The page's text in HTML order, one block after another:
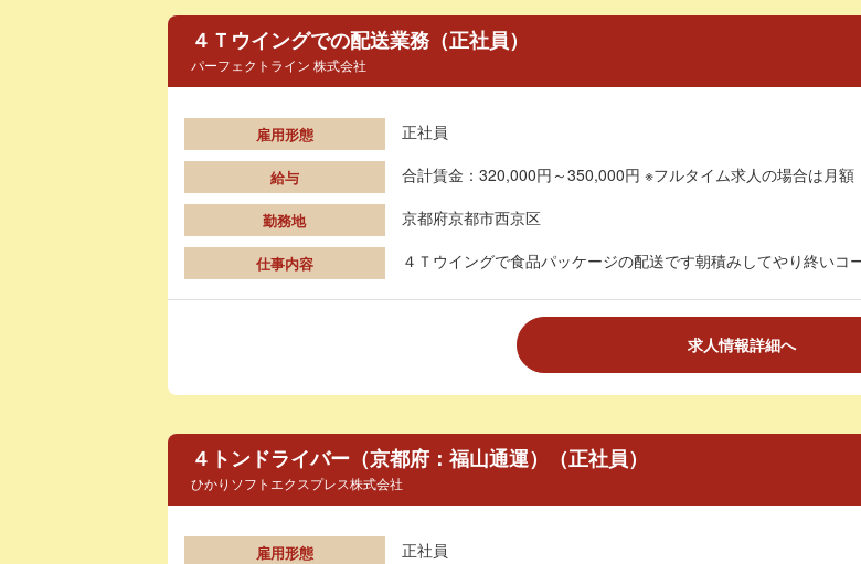
４Ｔウイングでの配送業務（正社員）
パーフェクトライン 株式会社
雇用形態 正社員
給与 合計賃金：320,000円～350,000円 ※フルタイム求人の場合は月
勤務地 京都府京都市西京区
仕事内容 ４Ｔウイングで食品パッケージの配送です朝積みしてやり終い
求人情報詳細へ
４トンドライバー（京都府：福山通運）（正社員）
ひかりソフトエクスプレス株式会社
雇用形態 正社員